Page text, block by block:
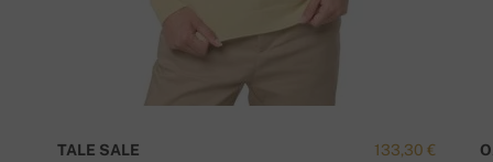
133,30 €
TALE SALE